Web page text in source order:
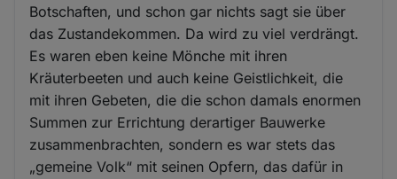
Botschaften, und schon gar nichts sagt sie über
das Zustandekommen. Da wird zu viel verdrängt.
Es waren eben keine Mönche mit ihren
Kräuterbeeten und auch keine Geistlichkeit, die
mit ihren Gebeten, die die schon damals enormen
Summen zur Errichtung derartiger Bauwerke
zusammenbrachten, sondern es war stets das
„gemeine Volk“ mit seinen Opfern, das dafür in